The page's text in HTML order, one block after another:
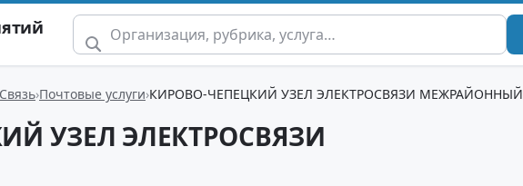
Почтовые услуги КИРОВО-ЧЕПЕЦКИЙ УЗЕЛ ЭЛЕКТРОСВЯЗИ МЕЖРАЙОННЫЙ
УЗЕЛ ЭЛЕКТРОСВЯЗИ